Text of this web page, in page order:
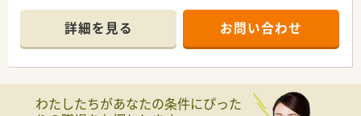
＼ 働く環境について ／
■監査・投薬を中心に対応をお願いします。
患者様との時間を大切にしたい方にお勧め！
■内科・消化器内科・糖尿病内科・血液内科などの処方箋をメイン
応需！
詳細を見る お問い合わせ
わたしたちがあなたの条件にぴった